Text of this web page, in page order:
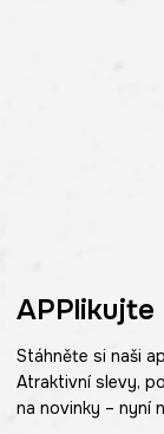
APPlikujte
Stáhněte si naši
Atraktivní slevy,
na novinky – nyní